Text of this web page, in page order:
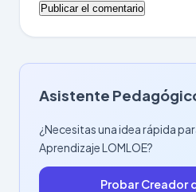
Asistente
¿Necesitas una idea rápida
Aprendizaje LOMLOE?
Probar Creador